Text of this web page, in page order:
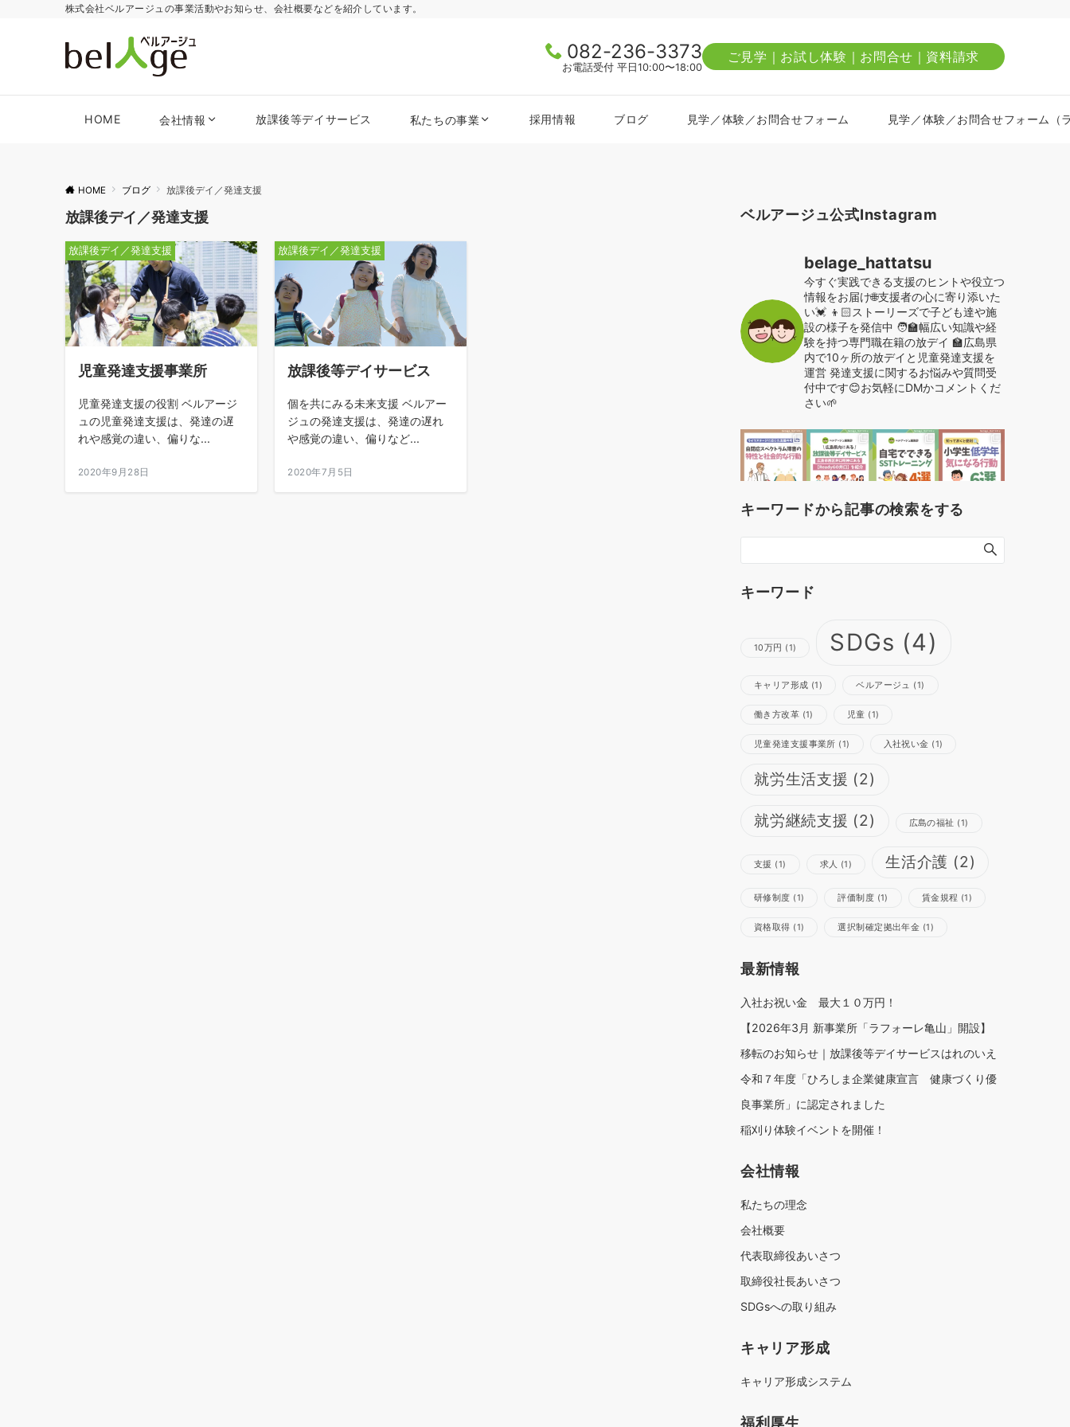
株式会社ベルアージュの事業活動やお知らせ、会社概要などを紹介しています。
082-236-3373
お電話受付 平日10:00〜18:00
ご見学｜お試し体験｜お問合せ｜資料請求
HOME 会社情報 放課後等デイサービス 私たちの事業 採用情報 ブログ 見学／体験／お問合せフォーム 見学／体験／お問合せフォーム（
HOME ブログ 放課後デイ／発達支援
放課後デイ／発達支援
放課後デイ／発達支援
児童発達支援事業所
児童発達支援の役割 ベルアージ
ュの児童発達支援は、発達の遅
れや感覚の違い、偏りな...
2020年9月28日
放課後デイ／発達支援
放課後等デイサービス
個を共にみる未来支援 ベルアー
ジュの発達支援は、発達の遅れ
や感覚の違い、偏りなど...
2020年7月5日
ベルアージュ公式Instagram
belage_hattatsu
今すぐ実践できる支援のヒントや役立つ
情報をお届け🌐支援者の心に寄り添いた
い💓 👦🏻ストーリーズで子ども達や施
設の様子を発信中 🧑‍🏫幅広い知識や経
験を持つ専門職在籍の放デイ 🏫広島県
内で10ヶ所の放デイと児童発達支援を
運営 発達支援に関するお悩みや質問受
付中です😊お気軽にDMかコメントくだ
さい🌱
さらに読み込む
キーワードから記事の検索をする
キーワード
10万円 (1) SDGs (4)
キャリア形成 (1) ベルアージュ (1)
働き方改革 (1) 児童 (1)
児童発達支援事業所 (1) 入社祝い金 (1)
就労生活支援 (2)
就労継続支援 (2) 広島の福祉 (1)
支援 (1) 求人 (1) 生活介護 (2)
研修制度 (1) 評価制度 (1) 賃金規程 (1)
資格取得 (1) 選択制確定拠出年金 (1)
最新情報
入社お祝い金 最大１０万円！
【2026年3月 新事業所「ラフォーレ亀山」開設】
移転のお知らせ｜放課後等デイサービスはれのいえ
令和７年度「ひろしま企業健康宣言 健康づくり優
良事業所」に認定されました
稲刈り体験イベントを開催！
会社情報
私たちの理念
会社概要
代表取締役あいさつ
取締役社長あいさつ
SDGsへの取り組み
キャリア形成
キャリア形成システム
福利厚生